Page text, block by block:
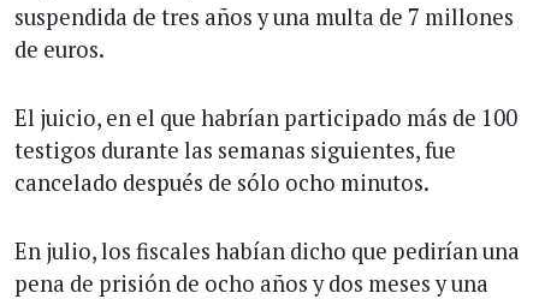
suspendida de tres años y una multa de 7 millones
de euros.
El juicio, en el que habrían participado más de 100
testigos durante las semanas siguientes, fue
cancelado después de sólo ocho minutos.
En julio, los fiscales habían dicho que pedirían una
pena de prisión de ocho años y dos meses y una